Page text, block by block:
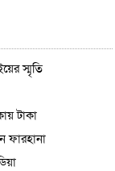
স্মৃতি
টাকা
ফারহানা